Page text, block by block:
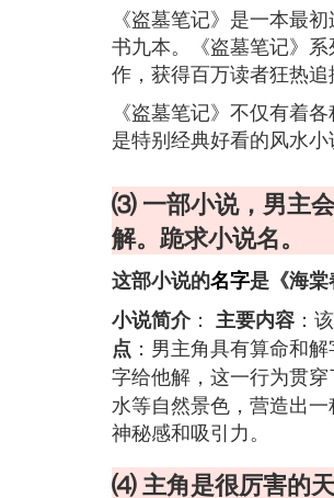
《盗墓笔记》是一本最
书九本。《盗墓笔记》
作，获得百万读者狂热追
《盗墓笔记》不仅有着
是特别经典好看的风水小
⑶ 一部小说，男主
解。跪求小说名。
这部小说的名字是《海棠
小说简介： 主要内容 ：
点 ：男主角具有算命和
字给他解，这一行为贯穿
水等自然景色，营造出
神秘感和吸引力。
⑷ 主角是很厉害的